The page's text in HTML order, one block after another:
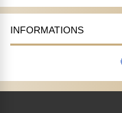
INFORMATIONS